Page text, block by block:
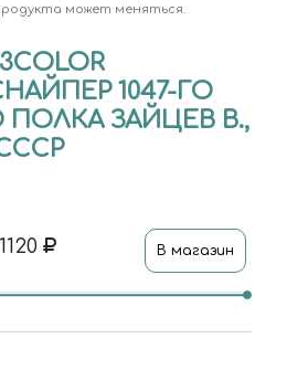
может меняться.
1047-ГО
ЗАЙЦЕВ В.,
1120 В магазин